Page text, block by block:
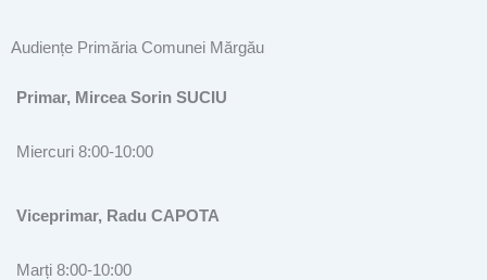
Audiențe Primăria Comunei Mărgău
Primar, Mircea Sorin SUCIU
Miercuri 8:00-10:00
Viceprimar, Radu CAPOTA
Marți 8:00-10:00